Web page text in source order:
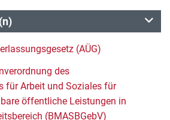
(AÜG)
des
für Arbeit und Soziales für
öffentliche Leistungen in
(BMASBGebV)